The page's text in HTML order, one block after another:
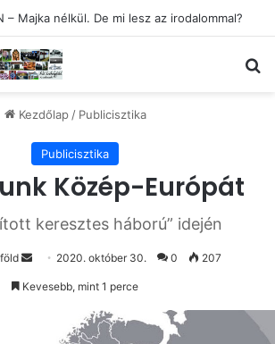
– Majka nélkül. De mi lesz az irodalommal?
Kezdőlap / Publicisztika
Publicisztika
Közép-Európát
keresztes háború” idején
Send 2020. október 30. 0 207
Kevesebb, mint 1 perce